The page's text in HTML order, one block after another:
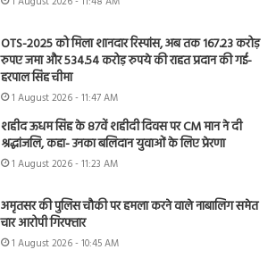
OTS-2025 को मिला शानदार रिस्पांस, अब तक 167.23 करोड़
रुपए जमा और 534.54 करोड़ रुपये की राहत प्रदान की गई-
हरपाल सिंह चीमा
1 August 2026 - 11:47 AM
शहीद ऊधम सिंह के 87वें शहीदी दिवस पर CM मान ने दी
श्रद्धांजलि, कहा- उनका बलिदान युवाओं के लिए प्रेरणा
1 August 2026 - 11:23 AM
अमृतसर की पुलिस चौकी पर हमला करने वाले नाबालिग समेत
चार आरोपी गिरफ्तार
1 August 2026 - 10:45 AM